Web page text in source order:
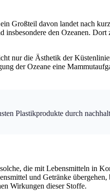
Großteil davon landet nach
den Ozeanen.
nur die Ästhetik der
der Ozeane eine
Plastikprodukte durch
die mit Lebensmitteln in
und Getränke
Wirkungen dieser Stoffe.